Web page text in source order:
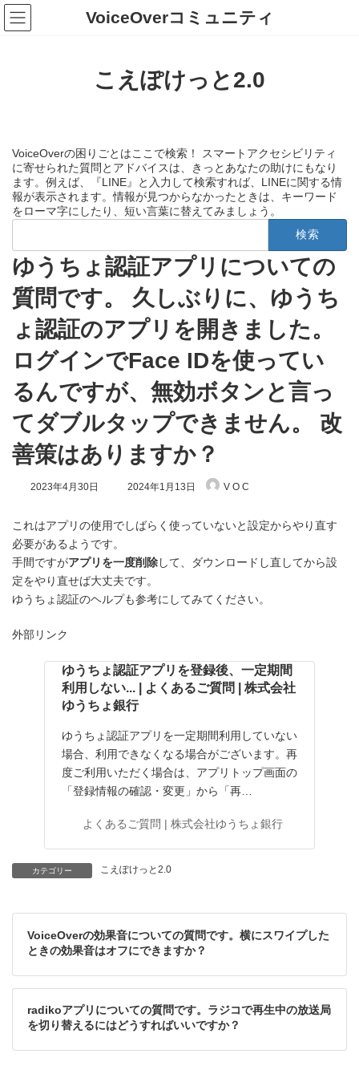
コ
ン
テ
ナ
ビ
ゲ
VoiceOverコミュニティ
こえぽけっと2.0
VoiceOverの困りごとはここで検索！ スマートアクセシビリティ
に寄せられた質問とアドバイスは、きっとあなたの助けにもなり
ます。例えば、『LINE』と入力して検索すれば、LINEに関する情
報が表示されます。情報が見つからなかったときは、キーワード
をローマ字にしたり、短い言葉に替えてみましょう。
検
ゆうちょ認証アプリについての
質問です。 久しぶりに、ゆうち
ょ認証のアプリを開きました。
ログインでFace IDを使ってい
るんですが、無効ボタンと言っ
てダブルタップできません。 改
善策はありますか？
2023年4月30日
最
新
:
2024年1月13日 V O C
これはアプリの使用でしばらく使っていないと設定からやり直す
必要があるようです。
手間ですがアプリを一度削除して、ダウンロードし直してから設
定をやり直せば大丈夫です。
ゆうちょ認証のヘルプも参考にしてみてください。
外部リンク
ゆうちょ認証アプリを登録後、一定期間
利用しない... | よくあるご質問 | 株式会社
ゆうちょ銀行
ゆうちょ認証アプリを一定期間利用していない
場合、利用できなくなる場合がございます。再
度ご利用いただく場合は、アプリトップ画面の
「登録情報の確認・変更」から「再…
よくあるご質問 | 株式会社ゆうちょ銀行
カテゴリー こえぽけっと2.0
VoiceOverの効果音についての質問です。横にスワイプした
ときの効果音はオフにできますか？
radikoアプリについての質問です。ラジコで再生中の放送局
を切り替えるにはどうすればいいですか？